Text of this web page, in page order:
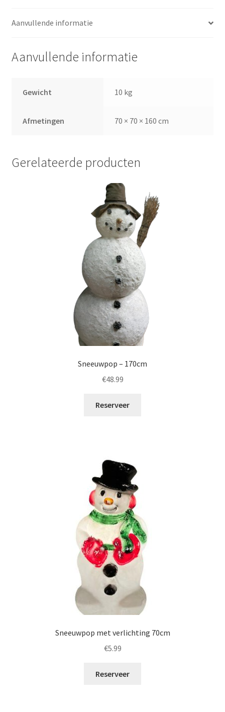
Aanvullende informatie
Aanvullende informatie
Gewicht 10 kg
Afmetingen 70 × 70 × 160 cm
Gerelateerde producten
Sneeuwpop – 170cm
€48.99
Reserveer
Sneeuwpop met verlichting 70cm
€5.99
Reserveer